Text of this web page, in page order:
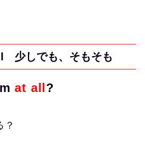
少しでも、そもそも
at all?
？